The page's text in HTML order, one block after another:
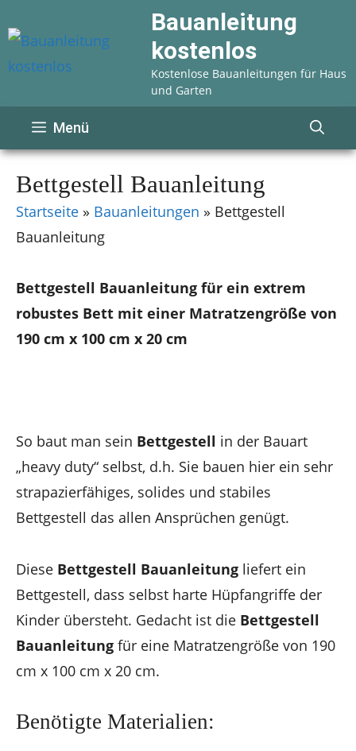
Inhalt
springen
Bauanleitung
kostenlos
Kostenlose Bauanleitungen für Haus
und Garten
Menü
Bettgestell Bauanleitung
Startseite » Bauanleitungen » Bettgestell
Bauanleitung
Bettgestell Bauanleitung für ein extrem
robustes Bett mit einer Matratzengröße von
190 cm x 100 cm x 20 cm
So baut man sein Bettgestell in der Bauart
„heavy duty“ selbst, d.h. Sie bauen hier ein sehr
strapazierfähiges, solides und stabiles
Bettgestell das allen Ansprüchen genügt.
Diese Bettgestell Bauanleitung liefert ein
Bettgestell, dass selbst harte Hüpfangriffe der
Kinder übersteht. Gedacht ist die Bettgestell
Bauanleitung für eine Matratzengröße von 190
cm x 100 cm x 20 cm.
Benötigte Materialien: